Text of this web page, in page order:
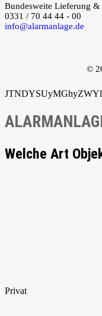
Bundesweite Lieferung
0331 / 70 44 44 - 00
info@alarmanlage.de
©
Welche Art
Privat